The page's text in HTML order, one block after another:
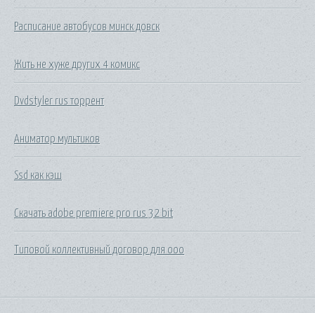
Расписание автобусов минск довск
Жить не хуже других 4 комикс
Dvdstyler rus торрент
Аниматор мультиков
Ssd как кэш
Скачать adobe premiere pro rus 32 bit
Типовой коллективный договор для ооо